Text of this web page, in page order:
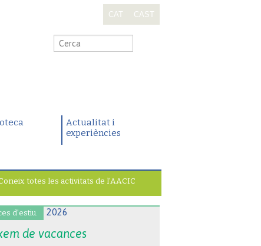
CAT CAST
Actualitat i
experiències
totes les activitats de l’AACIC
d'estiu.
de vacances